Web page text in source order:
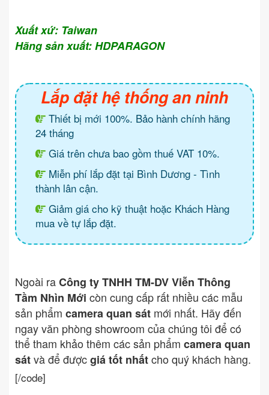
Xuất xứ: Taiwan
Hãng sản xuất: HDPARAGON
Lắp đặt hệ thống an ninh
Thiết bị mới 100%. Bảo hành chính hãng
24 tháng
Giá trên chưa bao gồm thuế VAT 10%.
Miễn phí lắp đặt tại Bình Dương - Tình
thành lân cận.
Giảm giá cho kỹ thuật hoặc Khách Hàng
mua về tự lắp đặt.
Ngoài raCông ty TNHH TM-DV Viễn Thông
Tầm Nhìn Mới còn cung cấp rất nhiều các mẫu
sản phẩm camera quan sát mới nhất. Hãy đến
ngay văn phòng showroom của chúng tôi để có
thể tham khảo thêm các sản phẩm camera quan
sátvà để đượcgiá tốt nhấtcho quý khách hàng.
[/code]